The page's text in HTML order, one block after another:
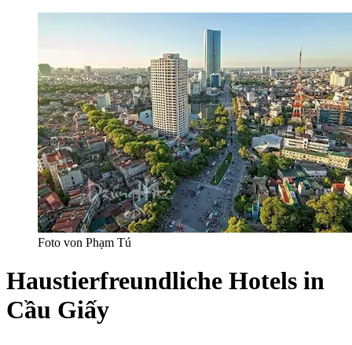
Foto von Phạm Tú
Haustierfreundliche Hotels in
Cầu Giấy